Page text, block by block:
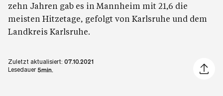
zehn Jahren gab es in Mannheim mit 21,6 die
meisten Hitzetage, gefolgt von Karlsruhe und dem
Landkreis Karlsruhe.
Zuletzt aktualisiert: 07.10.2021
Lesedauer 5min.
Artikel